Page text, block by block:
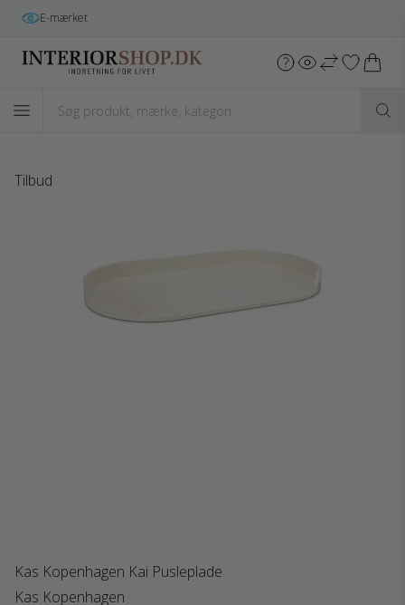
E-mærket
Tilbud
Kas Kopenhagen Kai Pusleplade
Kas Kopenhagen